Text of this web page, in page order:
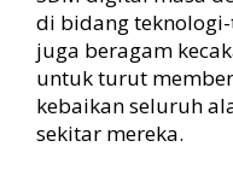
di bidang
juga beragam
untuk turut
kebaikan seluruh
sekitar mereka.